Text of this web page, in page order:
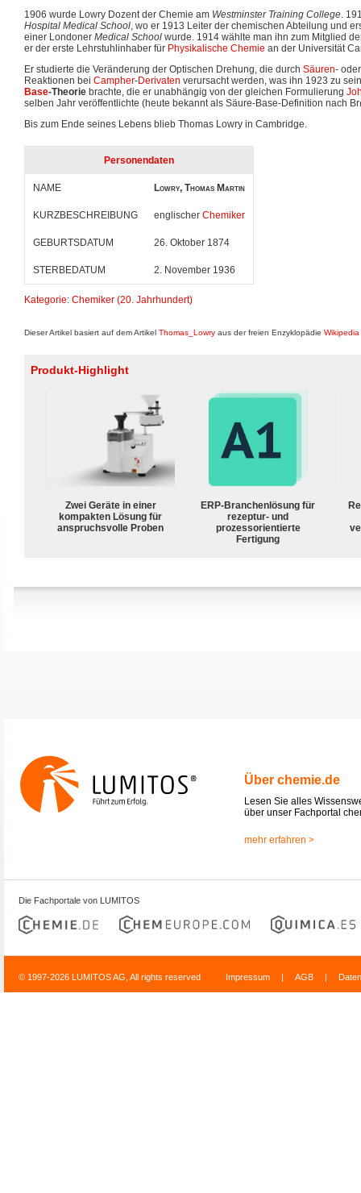
1906 wurde Lowry Dozent der Chemie am Westminster Training College.
Hospital Medical School, wo er 1913 Leiter der chemischen Abteilung und
einer Londoner Medical School wurde. 1914 wählte man ihn zum Mitglied
er der erste Lehrstuhlinhaber für Physikalische Chemie an der Universität
Er studierte die Veränderung der Optischen Drehung, die durch Säuren-
Reaktionen bei Campher-Derivaten verursacht werden, was ihn 1923 zu
Base-Theorie brachte, die er unabhängig von der gleichen Formulierung
selben Jahr veröffentlichte (heute bekannt als Säure-Base-Definition nach
Bis zum Ende seines Lebens blieb Thomas Lowry in Cambridge.
Personendaten
NAME Lowry, Thomas Martin
KURZBESCHREIBUNG englischer Chemiker
GEBURTSDATUM 26. Oktober 1874
STERBEDATUM 2. November 1936
Kategorie: Chemiker (20. Jahrhundert)
Dieser Artikel basiert auf dem Artikel Thomas_Lowry aus der freien Enzyklopädie Wikipedia
Produkt-Highlight
Zwei Geräte in einer
kompakten Lösung für
anspruchsvolle Proben
ERP-Branchenlösung für
rezeptur- und
prozessorientierte
Fertigung
Über chemie.de
Lesen Sie alles
über unser Fachportal
mehr erfahren >
Die Fachportale von LUMITOS
© 1997-2026 LUMITOS AG, All rights reserved Impressum | AGB |